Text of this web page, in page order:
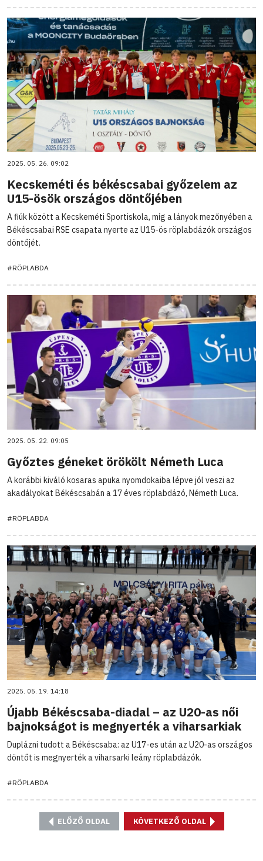
2025. 05. 26. 09:02
Kecskeméti és békéscsabai győzelem az
U15-ösök országos döntőjében
A fiúk között a Kecskeméti Sportiskola, míg a lányok mezőnyében a
Békéscsabai RSE csapata nyerte az U15-ös röplabdázók országos
döntőjét.
#RÖPLABDA
2025. 05. 22. 09:05
Győztes géneket örökölt Németh Luca
A korábbi kiváló kosaras apuka nyomdokaiba lépve jól veszi az
akadályokat Békéscsabán a 17 éves röplabdázó, Németh Luca.
#RÖPLABDA
2025. 05. 19. 14:18
Újabb Békéscsaba-diadal – az U20-as női
bajnokságot is megnyerték a viharsarkiak
Duplázni tudott a Békéscsaba: az U17-es után az U20-as országos
döntőt is megnyerték a viharsarki leány röplabdázók.
#RÖPLABDA
ELŐZŐ OLDAL KÖVETKEZŐ OLDAL